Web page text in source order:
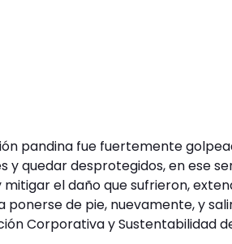
pandina fue fuertemente
y quedar desprotegidos, en ese
mitigar el daño que sufrieron,
ponerse de pie, nuevamente, y
Corporativa y Sustentabilidad